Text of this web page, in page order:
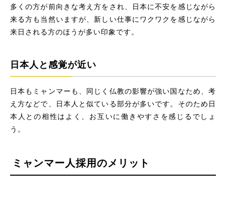
多くの方が前向きな考え方をされ、日本に不安を感じながら
来る方も当然いますが、新しい仕事にワクワクを感じながら
来日される方のほうが多い印象です。
日本人と感覚が近い
日本もミャンマーも、同じく仏教の影響が強い国なため、考
え方などで、日本人と似ている部分が多いです。そのため日
本人との相性はよく、お互いに働きやすさを感じるでしょ
う。
ミャンマー人採用のメリット